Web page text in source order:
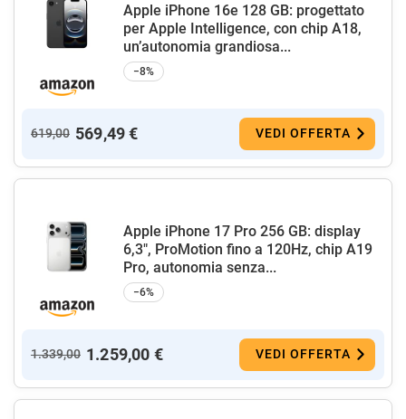
Apple iPhone 16e 128 GB: progettato
per Apple Intelligence, con chip A18,
un’autonomia grandiosa...
−8%
619,00 569,49 € VEDI OFFERTA
Apple iPhone 17 Pro 256 GB: display
6,3", ProMotion fino a 120Hz, chip A19
Pro, autonomia senza...
−6%
1.339,00 1.259,00 € VEDI OFFERTA